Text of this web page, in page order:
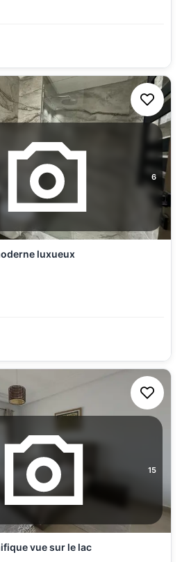
6
luxueux
15
vue sur le lac